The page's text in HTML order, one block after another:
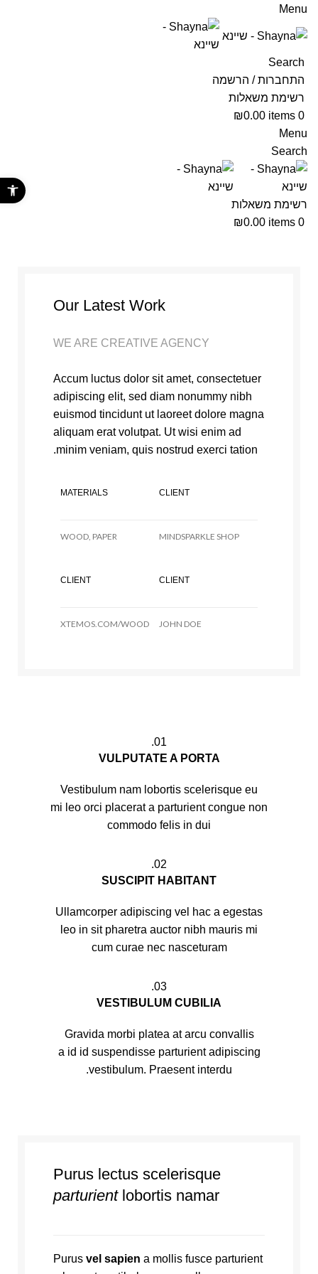
Menu
Search
התחברות / הרשמה
רשימת משאלות
0
items
₪0.00
Menu
Search
רשימת משאלות
0
items
₪0.00
Our Latest Work
WE ARE CREATIVE AGENCY
Accum luctus dolor sit amet, consectetuer
adipiscing elit, sed diam nonummy nibh
euismod tincidunt ut laoreet dolore magna
aliquam erat volutpat. Ut wisi enim ad
minim veniam, quis nostrud exerci tation.
CLIENT
MATERIALS
MINDSPARKLE SHOP
WOOD, PAPER
CLIENT
CLIENT
JOHN DOE
XTEMOS.COM/WOOD
01.
VULPUTATE A PORTA
Vestibulum nam lobortis scelerisque eu
mi leo orci placerat a parturient congue non
commodo felis in dui
02.
SUSCIPIT HABITANT
Ullamcorper adipiscing vel hac a egestas
leo in sit pharetra auctor nibh mauris mi
cum curae nec nasceturam
03.
VESTIBULUM CUBILIA
Gravida morbi platea at arcu convallis
a id id suspendisse parturient adipiscing
vestibulum. Praesent interdu.
Purus lectus scelerisque
parturientlobortis namar
Purus vel sapien a mollis fusce parturient
פתח סרגל